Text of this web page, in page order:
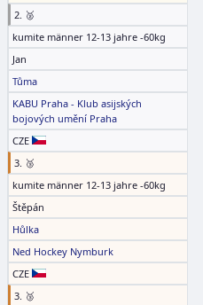
2. 🥈
kumite männer 12-13 jahre -60kg
Jan
Tůma
KABU Praha - Klub asijských
bojových umění Praha
CZE
3. 🥉
kumite männer 12-13 jahre -60kg
Štěpán
Hůlka
Ned Hockey Nymburk
CZE
3. 🥉